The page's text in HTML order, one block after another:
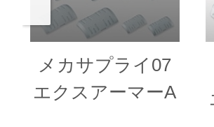
メカサプライ07
エクスアーマーA